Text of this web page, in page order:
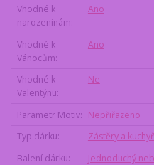
Vhodné k
narozeninám
Ano
Vhodné k
Vánocům
Ano
Vhodné k
Valentýnu
Ne
Parametr Motiv
Nepřiřazeno
Typ dárku
Zástěry a
Balení dárku
Jednoduchý